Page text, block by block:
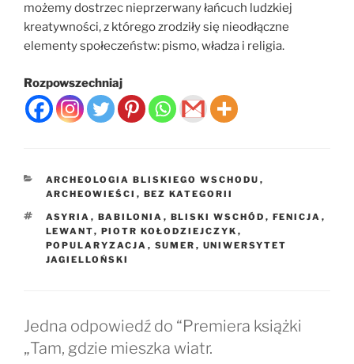
możemy dostrzec nieprzerwany łańcuch ludzkiej
kreatywności, z którego zrodziły się nieodłączne
elementy społeczeństw: pismo, władza i religia.
Rozpowszechniaj
KATEGORIE
ARCHEOLOGIA BLISKIEGO WSCHODU ,
ARCHEOWIEŚCI , BEZ KATEGORII
TAGI
ASYRIA , BABILONIA , BLISKI WSCHÓD , FENICJA ,
LEWANT, PIOTR KOŁODZIEJCZYK ,
POPULARYZACJA , SUMER , UNIWERSYTET
JAGIELLOŃSKI
Jedna odpowiedź do “Premiera książki
„Tam, gdzie mieszka wiatr.